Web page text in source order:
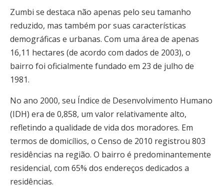
Zumbi se destaca não apenas pelo seu tamanho
reduzido, mas também por suas características
demográficas e urbanas. Com uma área de apenas
16,11 hectares (de acordo com dados de 2003), o
bairro foi oficialmente fundado em 23 de julho de
1981.
No ano 2000, seu Índice de Desenvolvimento Humano
(IDH) era de 0,858, um valor relativamente alto,
refletindo a qualidade de vida dos moradores. Em
termos de domicílios, o Censo de 2010 registrou 803
residências na região. O bairro é predominantemente
residencial, com 65% dos endereços dedicados a
residências.